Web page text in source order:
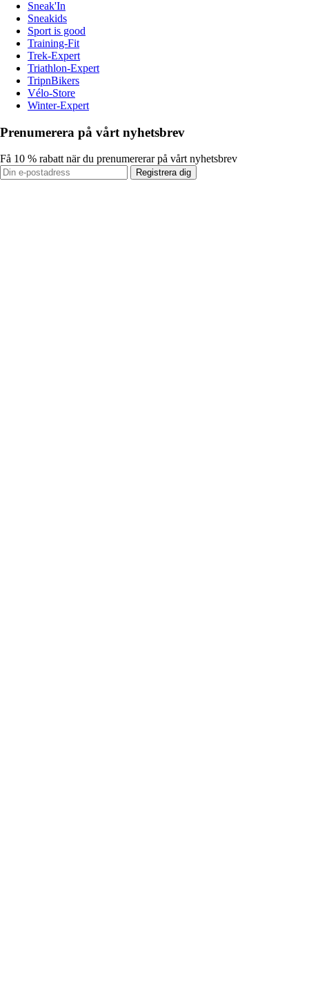
Sneak'In
Sneakids
Sport is good
Training-Fit
Trek-Expert
Triathlon-Expert
TripnBikers
Vélo-Store
Winter-Expert
Prenumerera på vårt nyhetsbrev
Få 10 % rabatt när du prenumererar på vårt nyhetsbrev
Registrera dig